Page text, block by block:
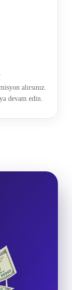
alırsınız.
devam edin.